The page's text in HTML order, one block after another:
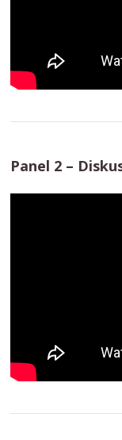
Panel 2 –